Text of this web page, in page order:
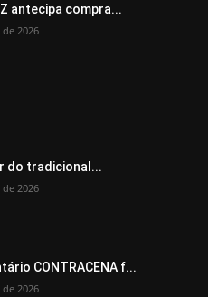
antecipa compra...
2026
do tradicional...
2026
CONTRACENA f...
2026